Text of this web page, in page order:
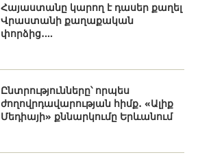
Հայաստանը կարող է դասեր քաղել
Վրաստանի քաղաքական
փորձից․...
Ընտրությունները՝ որպես
ժողովրդավարության հիմք․ «Ալիք
Մեդիայի» քննարկումը Երևանում